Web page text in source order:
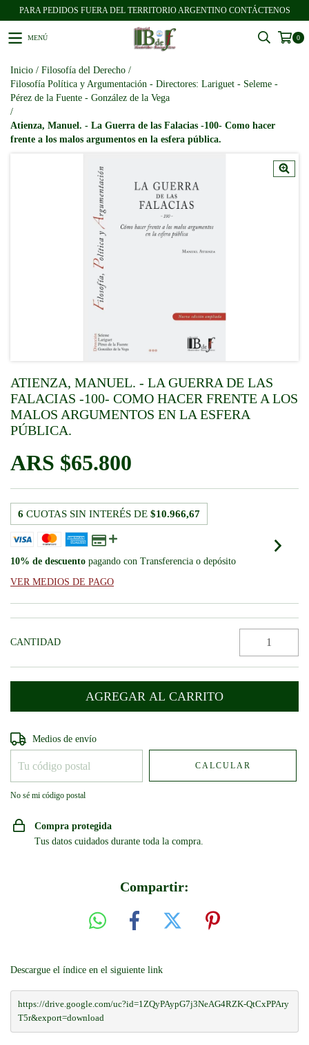
PARA PEDIDOS FUERA DEL TERRITORIO ARGENTINO CONTÁCTENOS
MENÚ 0
Inicio / Filosofía del Derecho /
Filosofía Política y Argumentación - Directores: Lariguet - Seleme -
Pérez de la Fuente - González de la Vega
/
Atienza, Manuel. - La Guerra de las Falacias -100- Como hacer
frente a los malos argumentos en la esfera pública.
ATIENZA, MANUEL. - LA GUERRA DE LAS
FALACIAS -100- COMO HACER FRENTE A LOS
MALOS ARGUMENTOS EN LA ESFERA
PÚBLICA.
$65.800
6 CUOTAS SIN INTERÉS DE $10.966,67
10% de descuento pagando con Transferencia o depósito
VER MEDIOS DE PAGO
CANTIDAD
Entregas para el CP:
Medios de envío
CALCULAR
No sé mi código postal
Compra protegida
Tus datos cuidados durante toda la compra.
Compartir:
Descargue el índice en el siguiente link
https://drive.google.com/uc?id=1ZQyPAypG7j3NeAG4RZK-QtCxPPAry
T5r&export=download